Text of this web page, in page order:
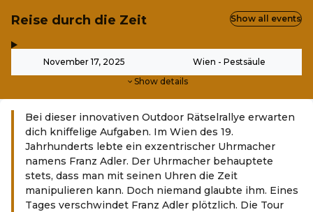
Reise durch die Zeit
November 17, 2025 Wien - Pestsäule
Show details
Show all events
Bei dieser innovativen Outdoor Rätselrallye erwarten
dich kniffelige Aufgaben. Im Wien des 19.
Jahrhunderts lebte ein exzentrischer Uhrmacher
namens Franz Adler. Der Uhrmacher behauptete
stets, dass man mit seinen Uhren die Zeit
manipulieren kann. Doch niemand glaubte ihm. Eines
Tages verschwindet Franz Adler plötzlich. Die Tour